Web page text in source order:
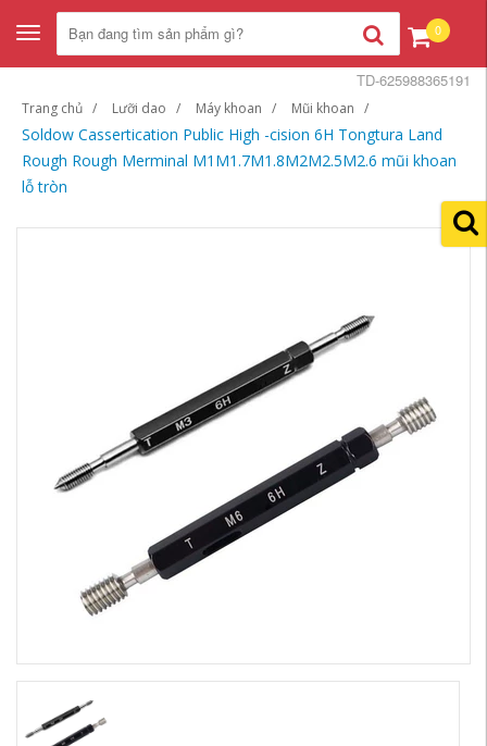
Toggle
navigation
0
Trang chủ Lưỡi dao Máy khoan Mũi khoan
Soldow Cassertication Public High -cision 6H Tongtura Land
Rough Rough Merminal M1M1.7M1.8M2M2.5M2.6 mũi khoan
lỗ tròn
TD-625988365191